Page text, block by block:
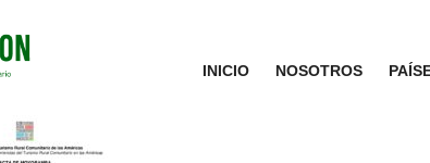
INICIO NOSOTROS